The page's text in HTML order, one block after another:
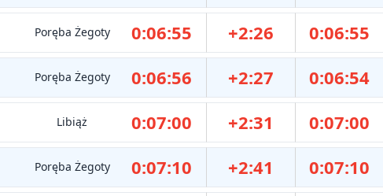
Poręba Żegoty 0:06:55 +2:26 0:06:55
Poręba Żegoty 0:06:56 +2:27 0:06:54
Libiąż 0:07:00 +2:31 0:07:00
Poręba Żegoty 0:07:10 +2:41 0:07:10